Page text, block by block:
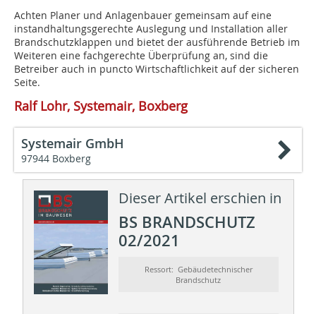
Achten Planer und Anlagenbauer gemeinsam auf eine
instandhaltungsgerechte Auslegung und Installation aller
Brandschutzklappen und bietet der ausführende Betrieb im
Weiteren eine fachgerechte Überprüfung an, sind die
Betreiber auch in puncto Wirtschaftlichkeit auf der sicheren
Seite.
Ralf Lohr, Systemair, Boxberg
Systemair GmbH
97944 Boxberg
Dieser Artikel erschien in
BS BRANDSCHUTZ
02/2021
Ressort: Gebäudetechnischer
Brandschutz